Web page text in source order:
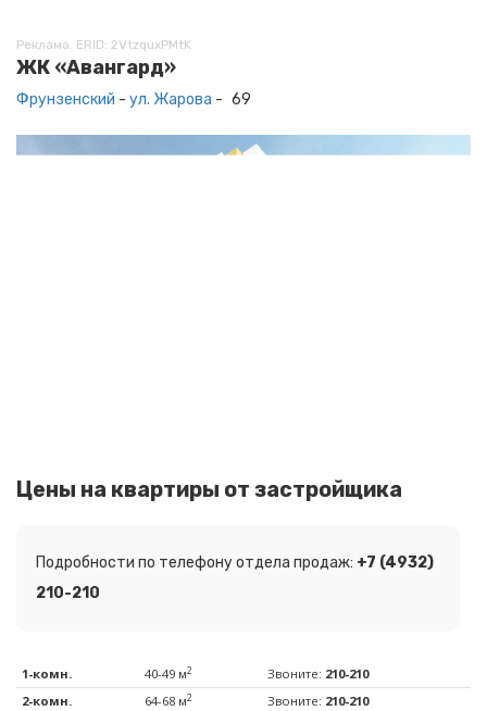
Реклама. ERID: 2VtzquxPMtK
ЖК «Авангард»
Фрунзенский - ул. Жарова - 69
Цены на квартиры от застройщика
Подробности по телефону отдела продаж: +7 (4932)
210-210
1-комн. 40-49 м2 Звоните: 210-210
2-комн.
64-68 м2 Звоните: 210-210